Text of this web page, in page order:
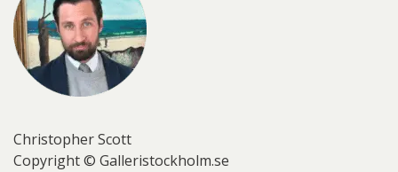
Christopher Scott
Copyright © Galleristockholm.se